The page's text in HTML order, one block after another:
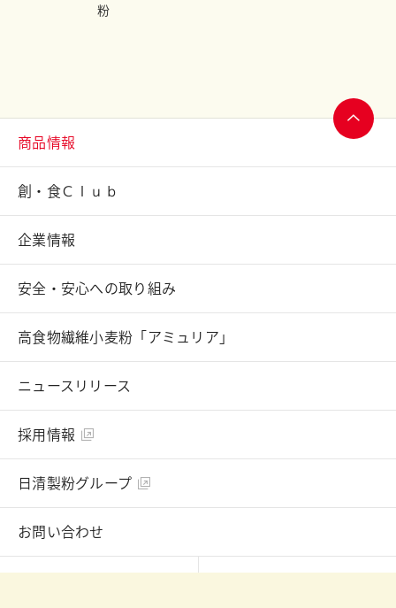
粉
トップ
商品情報
創・食Ｃｌｕｂ
企業情報
安全・安心への取り組み
高食物繊維小麦粉「アミュリア」
ニュースリリース
採用情報
日清製粉グループ
お問い合わせ